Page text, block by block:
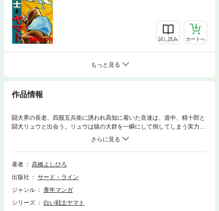
試し読み カートへ
もっと見る
作品情報
闘犬界の長老、四股五兵衛に誘われ高知に着いた良達は、道中、精十郎と
闘犬リュウと出会う。リュウは猿の大群を一瞬にして倒してしまう実力を
持ち、ヤマト達闘犬を執拗に狙っている。そこに、精十郎の双子の弟、宗
著者
高橋よしひろ
出版社
サード・ライン
ジャンル
青年マンガ
シリーズ
白い戦士ヤマト